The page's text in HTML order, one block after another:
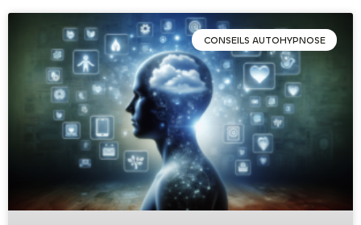
CONSEILS AUTOHYPNOSE